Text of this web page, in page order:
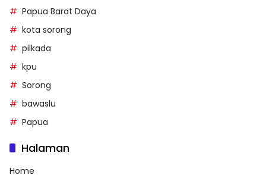
Papua Barat Daya
kota sorong
pilkada
kpu
Sorong
bawaslu
Papua
Halaman
Home